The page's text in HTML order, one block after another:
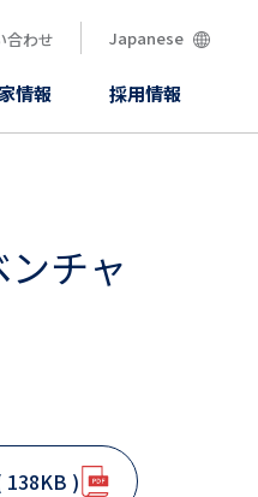
Japanese
情報 採用情報
合わせ
チャ
138KB )